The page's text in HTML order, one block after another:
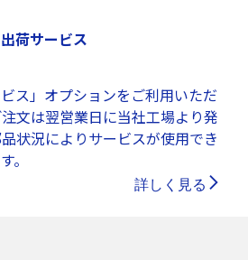
荷サービス
ビス」オプションをご利用いただ
文は翌営業日に当社工場より発
状況によりサービスが使用でき
。
詳しく見る